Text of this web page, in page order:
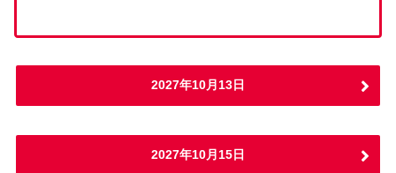
2027年10月13日
2027年10月15日